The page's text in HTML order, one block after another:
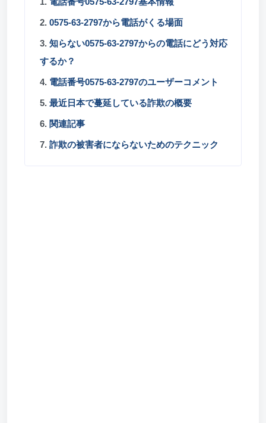
2. 0575-63-2797から電話がくる場面
3. 知らない0575-63-2797からの電話にどう対応
するか？
4. 電話番号0575-63-2797のユーザーコメント
5. 最近日本で蔓延している詐欺の概要
6. 関連記事
7. 詐欺の被害者にならないためのテクニック